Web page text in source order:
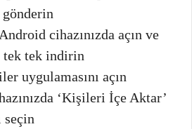
cihazınızda açın ve
tek indirin
uygulamasını açın
‘Kişileri İçe Aktar’
seçin